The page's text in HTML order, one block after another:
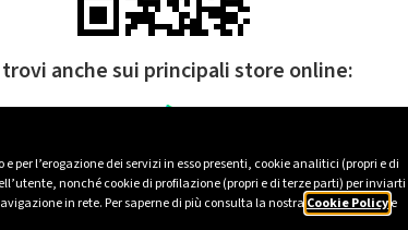
l’erogazione dei servizi in esso presenti, cookie analitici (propri e di
nonché cookie di profilazione (propri e di terze parti) per inviarti
in rete. Per saperne di più consulta la nostra Cookie Policye
trovi anche sui principali store online: